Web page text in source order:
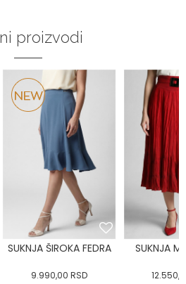
proizvodi
SUKNJA ŠIROKA FEDRA
9.990,00 RSD
SUKNJA